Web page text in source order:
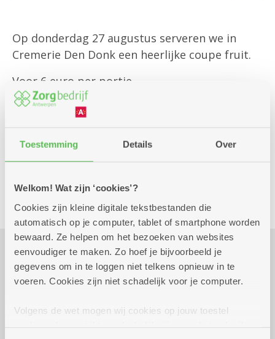
Toestemming Details Over
Welkom! Wat zijn ‘cookies’?
Cookies zijn kleine digitale tekstbestanden die
automatisch op je computer, tablet of smartphone worden
bewaard. Ze helpen om het bezoeken van websites
eenvoudiger te maken. Zo hoef je bijvoorbeeld je
gegevens om in te loggen niet telkens opnieuw in te
voeren. Cookies zijn niet schadelijk voor je computer.
Volgens de wet mogen wij cookies op jouw toestel
Op donderdag 27 augustus serveren we in
Cremerie Den Donk een heerlijke coupe fruit.
Voor 6 euro per portie
3 euro voor een kindercoupe fruit , tot 12 jaar
Culinair
Praktisch
donderdag 27 augustus
2026
14.30 uur tot 16.30
uur